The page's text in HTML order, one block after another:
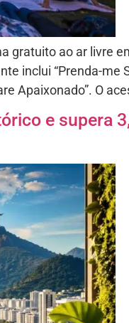
gratuito ao ar livre
“Prenda-me
Apaixonado”. O
e supera